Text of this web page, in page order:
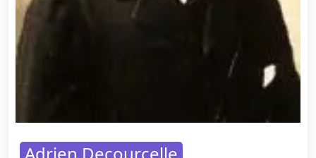
Adrien Decourcelle